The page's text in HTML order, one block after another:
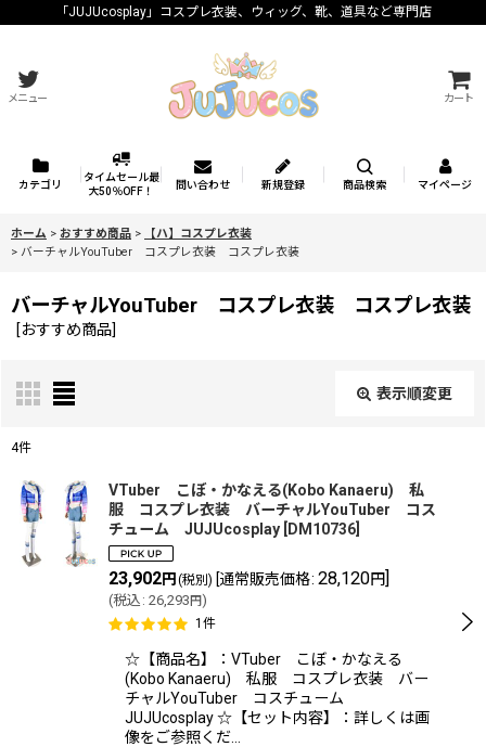
「JUJUcosplay」コスプレ衣装、ウィッグ、靴、道具など専門店
メニュー カート
カテゴリ
タイムセール最
大50％OFF！
問い合わせ 新規登録 商品検索 マイページ
ホーム > おすすめ商品 >
【ハ】コスプレ衣装
> バーチャルYouTuber コスプレ衣装 コスプレ衣装
バーチャルYouTuber コスプレ衣装 コスプレ衣装
[おすすめ商品]
表示順変更
表示数:
並び順:
絞り込む
4件
VTuber こぼ・かなえる(Kobo Kanaeru) 私
服 コスプレ衣装 バーチャルYouTuber コス
チューム JUJUcosplay
DM10736
23,902円 (税別) [通常販売価格: 28,120円]
(税込 : 26,293 円)
1 件
☆【商品名】：VTuber こぼ・かなえる
(Kobo Kanaeru) 私服 コスプレ衣装 バー
チャルYouTuber コスチューム
JUJUcosplay ☆【セット内容】：詳しくは画
像をご参照くだ…